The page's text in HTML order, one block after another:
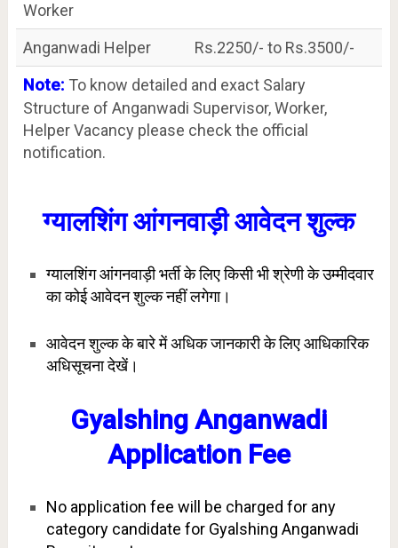
Worker
Anganwadi Helper Rs.2250/- to Rs.3500/-
Note: To know detailed and exact Salary
Structure of Anganwadi Supervisor, Worker,
Helper Vacancy please check the official
notification.
ग्यालशिंग आंगनवाड़ी आवेदन शुल्क
ग्यालशिंग आंगनवाड़ी भर्ती के लिए किसी भी श्रेणी के उम्मीदवार
का कोई आवेदन शुल्क नहीं लगेगा।
आवेदन शुल्क के बारे में अधिक जानकारी के लिए आधिकारिक
अधिसूचना देखें।
Gyalshing Anganwadi
Application Fee
No application fee will be charged for any
category candidate for Gyalshing Anganwadi